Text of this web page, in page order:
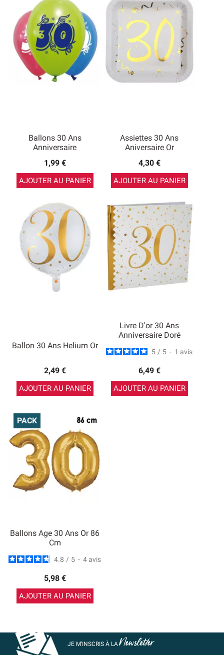
Ballons 30 Ans
Anniversaire
1,99 €
AJOUTER AU PANIER
Assiettes 30 Ans
Aniversaire Or
4,30 €
AJOUTER AU PANIER
Ballon 30 Ans Helium Or
2,49 €
AJOUTER AU PANIER
Livre D'or 30 Ans
Anniversaire Doré
5 / 5 - 1 avis
6,49 €
AJOUTER AU PANIER
Ballons Age 30 Ans Or 86
Cm
4.8 / 5 - 4 avis
5,98 €
AJOUTER AU PANIER
PACK
JE M’INSCRIS À LANewsletter